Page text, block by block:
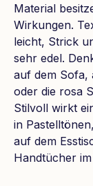
Material
Wirkungen.
leicht, Strick
sehr edel.
auf dem Sofa,
oder die rosa
Stilvoll wirkt
in
auf dem
Handtücher im